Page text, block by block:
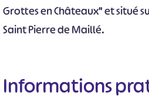
Grottes en Châteaux" et situé
Saint Pierre de Maillé.
Informations